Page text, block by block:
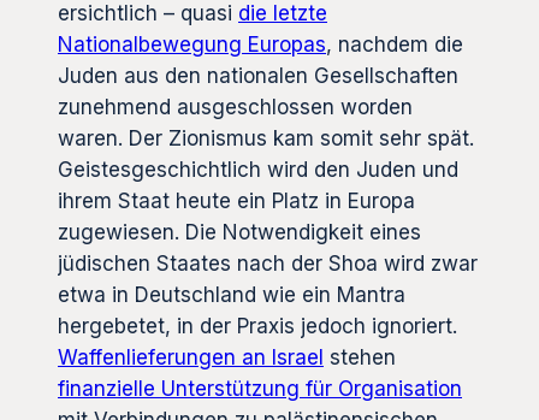
ersichtlich – quasi die letzte
Nationalbewegung Europas, nachdem die
Juden aus den nationalen Gesellschaften
zunehmend ausgeschlossen worden
waren. Der Zionismus kam somit sehr spät.
Geistesgeschichtlich wird den Juden und
ihrem Staat heute ein Platz in Europa
zugewiesen. Die Notwendigkeit eines
jüdischen Staates nach der Shoa wird zwar
etwa in Deutschland wie ein Mantra
hergebetet, in der Praxis jedoch ignoriert.
Waffenlieferungen an Israel stehen
finanzielle Unterstützung für Organisation